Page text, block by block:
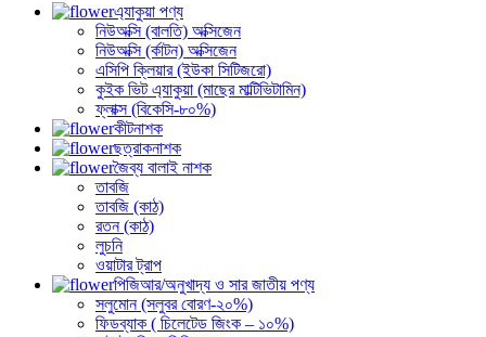
এ্যাকুয়া পণ্য
নিউঅক্সি (বালতি) অক্সিজেন
নিউঅক্সি (র্কাটন) অক্সিজেন
এসিপি ক্লিয়ার (ইউকা সিটিজরো)
কুইক ভিট এ্যাকুয়া (মাছের মাল্টিভিটামিন)
ফ্লাক্স (বিকেসি-৮০%)
কীটনাশক
ছত্রাকনাশক
জৈব্য বালাই নাশক
তাবজি
তাবজি (কাঠ)
রতন (কাঠ)
লুচনি
ওয়াটার ট্রাপ
পিজিআর/অনুখাদ্য ও সার জাতীয় পণ্য
সলুমোন (সলুবর বোরণ-২০%)
ফিডব্যাক ( চিলেটেড জিংক – ১০%)